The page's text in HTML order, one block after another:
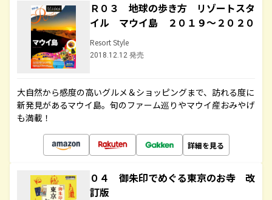
Ｒ０３ 地球の歩き方 リゾートスタ
イル マウイ島 ２０１９～２０２０
Resort Style
2018.12.12 発売
大自然から感度の高いグルメ＆ショッピングまで、訪れる度に
新発見があるマウイ島。旬のファーム巡りやマウイ産おみやげ
も満載！
詳細を見る
０４ 御朱印でめぐる東京のお寺 改
訂版